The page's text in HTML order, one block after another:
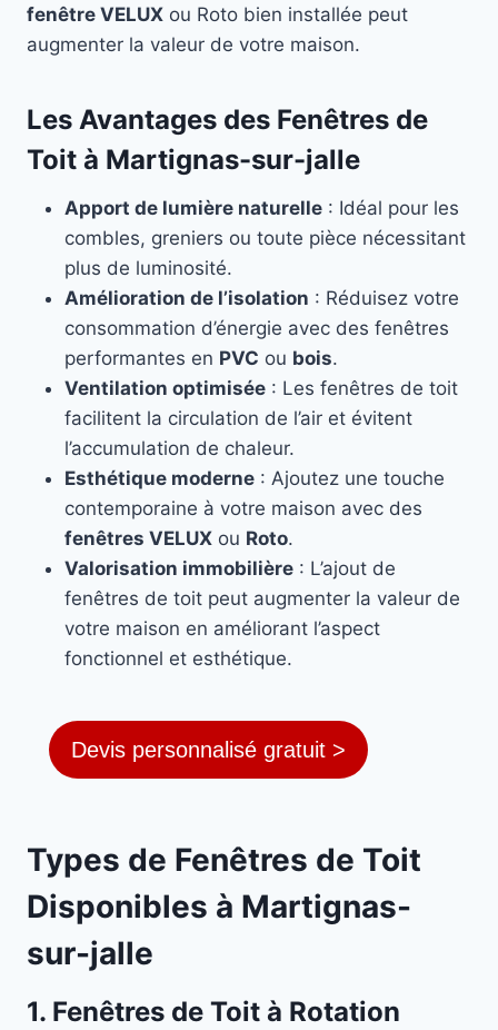
fenêtre VELUX ou Roto bien installée peut
augmenter la valeur de votre maison.
Les Avantages des Fenêtres de
Toit à Martignas-sur-jalle
Apport de lumière naturelle : Idéal pour les
combles, greniers ou toute pièce nécessitant
plus de luminosité.
Amélioration de l’isolation : Réduisez votre
consommation d’énergie avec des fenêtres
performantes en PVC ou bois.
Ventilation optimisée : Les fenêtres de toit
facilitent la circulation de l’air et évitent
l’accumulation de chaleur.
Esthétique moderne : Ajoutez une touche
contemporaine à votre maison avec des
fenêtres VELUX ou Roto.
Valorisation immobilière : L’ajout de
fenêtres de toit peut augmenter la valeur de
votre maison en améliorant l’aspect
fonctionnel et esthétique.
Devis personnalisé gratuit >
Types de Fenêtres de Toit
Disponibles à Martignas-
sur-jalle
1. Fenêtres de Toit à Rotation